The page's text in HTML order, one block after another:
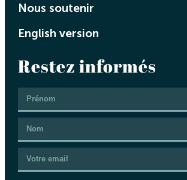
Nous soutenir
English version
Restez informés